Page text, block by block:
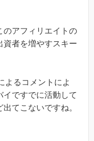
のアフィリエイトの
資者を増やすスキー
よるコメントによ
イですでに活動して
てこないですね。